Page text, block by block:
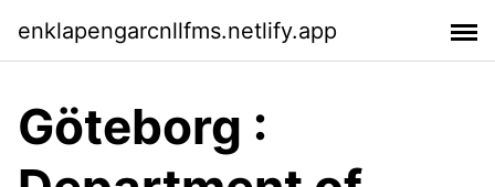
enklapengarcnllfms.netlify.app
Göteborg :